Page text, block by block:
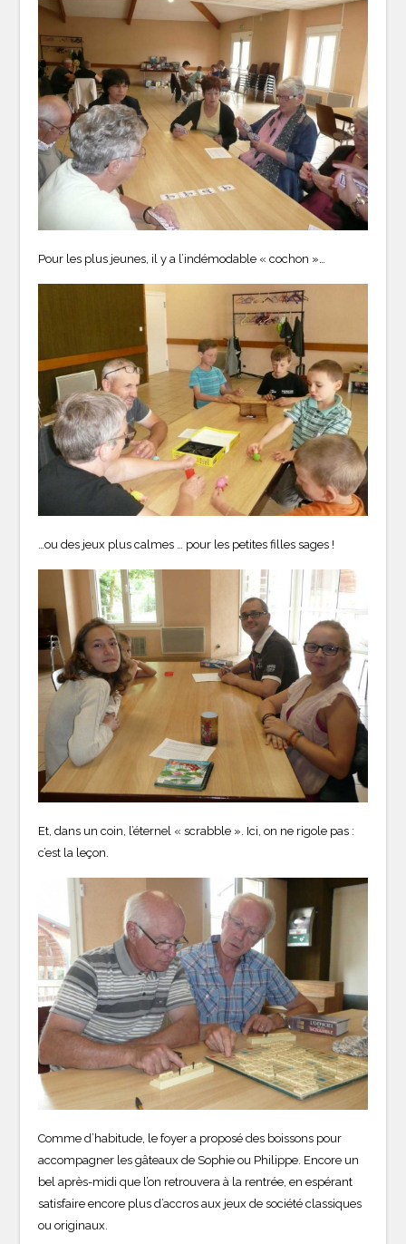
Pour les plus jeunes, il y a l’indémodable « cochon »…
…ou des jeux plus calmes … pour les petites filles sages !
Et, dans un coin, l’éternel « scrabble ». Ici, on ne rigole pas :
c’est la leçon.
Comme d’habitude, le foyer a proposé des boissons pour
accompagner les gâteaux de Sophie ou Philippe. Encore un
bel après-midi que l’on retrouvera à la rentrée, en espérant
satisfaire encore plus d’accros aux jeux de société classiques
ou originaux.